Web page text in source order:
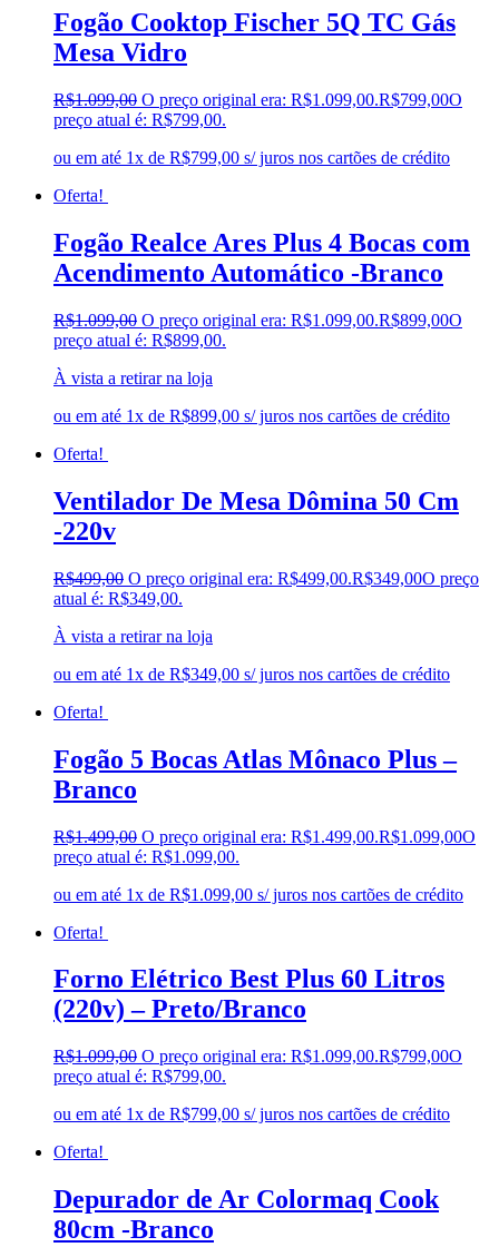
Fogão Cooktop Fischer 5Q TC Gás
Mesa Vidro
R$1.099,00 O preço original era: R$1.099,00.R$799,00O
preço atual é: R$799,00.
ou em até 1x de R$799,00 s/ juros nos cartões de crédito
Oferta!
Fogão Realce Ares Plus 4 Bocas com
Acendimento Automático -Branco
R$1.099,00 O preço original era: R$1.099,00.R$899,00O
preço atual é: R$899,00.
À vista a retirar na loja
ou em até 1x de R$899,00 s/ juros nos cartões de crédito
Oferta!
Ventilador De Mesa Dômina 50 Cm
-220v
R$499,00 O preço original era: R$499,00.R$349,00O preço
atual é: R$349,00.
À vista a retirar na loja
ou em até 1x de R$349,00 s/ juros nos cartões de crédito
Oferta!
Fogão 5 Bocas Atlas Mônaco Plus –
Branco
R$1.499,00 O preço original era: R$1.499,00.R$1.099,00O
preço atual é: R$1.099,00.
ou em até 1x de R$1.099,00 s/ juros nos cartões de crédito
Oferta!
Forno Elétrico Best Plus 60 Litros
(220v) – Preto/Branco
R$1.099,00 O preço original era: R$1.099,00.R$799,00O
preço atual é: R$799,00.
ou em até 1x de R$799,00 s/ juros nos cartões de crédito
Oferta!
Depurador de Ar Colormaq Cook
80cm -Branco